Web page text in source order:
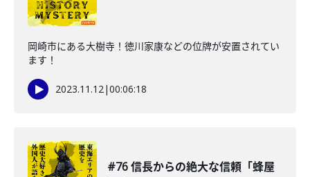
岡崎市にある大樹寺！徳川家康などの位牌が安置されてい
ます！
2023.11.12|00:06:18
#76 信長からの絶大な信頼「蜂屋